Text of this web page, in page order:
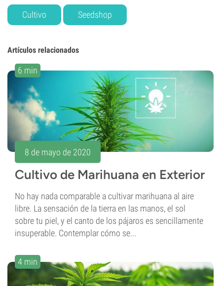
Cultivo Seedshop
Artículos relacionados
6 min
8 de mayo de 2020
Cultivo de Marihuana en Exterior
No hay nada comparable a cultivar marihuana al aire
libre. La sensación de la tierra en las manos, el sol
sobre tu piel, y el canto de los pájaros es sencillamente
insuperable. Contemplar cómo se...
4 min